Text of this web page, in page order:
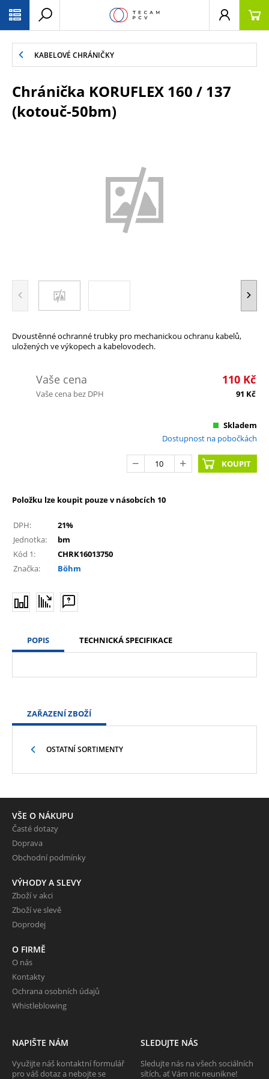
KABELOVÉ CHRÁNIČKY
Chránička KORUFLEX 160 / 137
(kotouč-50bm)
Dvoustěnné ochranné trubky pro mechanickou ochranu kabelů,
uložených ve výkopech a kabelovodech.
Vaše cena 110 Kč
Vaše cena bez DPH 91 Kč
Skladem
Dostupnost na pobočkách
KOUPIT
Položku lze koupit pouze v násobcích 10
DPH:
21%
Jednotka:
bm
Kód 1:
CHRK16013750
Značka:
Böhm
POPIS TECHNICKÁ SPECIFIKACE
ZAŘAZENÍ ZBOŽÍ
OSTATNÍ SORTIMENTY
VŠE O NÁKUPU
Časté dotazy
Doprava
Obchodní podmínky
VÝHODY A SLEVY
Zboží v akci
Zboží ve slevě
Doprodej
O FIRMĚ
O nás
Kontakty
Ochrana osobních údajů
Whistleblowing
NAPIŠTE NÁM
Využijte náš kontaktní formulář
pro váš dotaz a nebojte se
SLEDUJTE NÁS
Sledujte nás na všech sociálních
sítích, ať Vám nic neunikne!